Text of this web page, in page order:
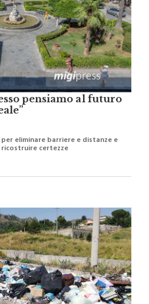
pensiamo al futuro
eliminare barriere e distanze e
certezze